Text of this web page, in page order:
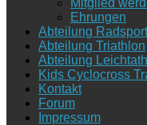
Mitglied
Ehrungen
Abteilung Radsport
Abteilung Triathlon
Abteilung
Kids Cyclocross
Kontakt
Forum
Impressum